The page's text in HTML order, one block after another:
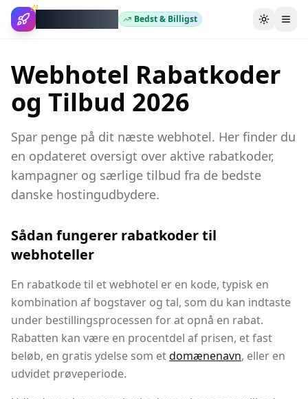
Bedst & Billigst Skift
Webhotel Rabatkoder
og Tilbud 2026
Spar penge på dit næste webhotel. Her finder du
en opdateret oversigt over aktive rabatkoder,
kampagner og særlige tilbud fra de bedste
danske hostingudbydere.
Sådan fungerer rabatkoder til
webhoteller
En rabatkode til et webhotel er en kode, typisk en
kombination af bogstaver og tal, som du kan indtaste
under bestillingsprocessen for at opnå en rabat.
Rabatten kan være en procentdel af prisen, et fast
beløb, en gratis ydelse som etdomænenavn, eller en
udvidet prøveperiode.